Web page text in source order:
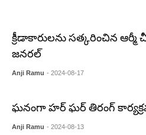
క్రీడాకారులను సత్కరించిన ఆర్మీ
జనరల్
Anji Ramu - 2024-08-17
ఘనంగా హర్ ఘర్ తిరంగ్
Anji Ramu - 2024-08-13